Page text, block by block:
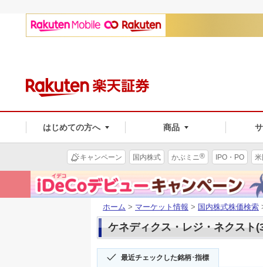
はじめての方へ 商品
キャンペーン 国内株式 かぶミニ® IPO・PO
ホーム > マーケット情報 > 国内株式株価検索
ケネディクス・レジ・ネクスト
最近チェックした銘柄･指標